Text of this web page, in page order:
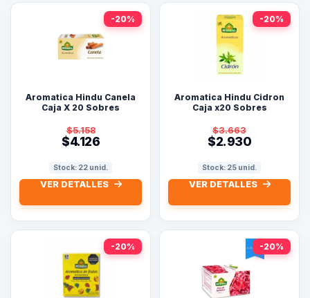
-20%
Aromatica Hindu Canela
Caja X 20 Sobres
$5.158
$4.126
Stock: 22 unid.
VER DETALLES
-20%
Aromatica Hindu Cidron
Caja x20 Sobres
$3.663
$2.930
Stock: 25 unid.
VER DETALLES
-20% -20%